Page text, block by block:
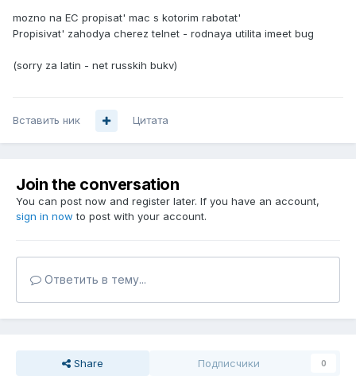
mozno na EC propisat' mac s kotorim rabotat'
Propisivat' zahodya cherez telnet - rodnaya utilita imeet bug
(sorry za latin - net russkih bukv)
Вставить ник Цитата
Join the conversation
You can post now and register later. If you have an account,
sign in now to post with your account.
Ответить в тему...
Share Подписчики 0